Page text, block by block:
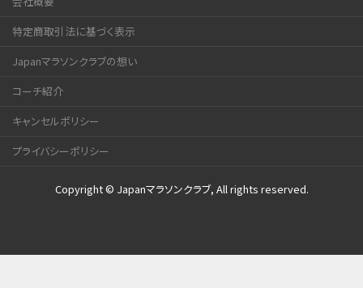
特定商取引法に基づく表示
Japanマラソンクラブの想い
コーチ紹介
キャンセルポリシー
プライバシーポリシー
Copyright © Japanマラソンクラブ, All rights reserved.